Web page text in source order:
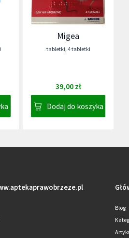
Migea
tabletki, 4 tabletki
39,00 zł
Dodaj do koszyka
Blog